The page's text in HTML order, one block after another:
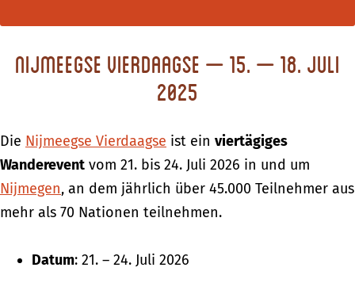
Nijmeegse Vierdaagse – 15. – 18. Juli
2025
Die Nijmeegse Vierdaagse ist ein viertägiges
Wanderevent vom 21. bis 24. Juli 2026 in und um
Nijmegen, an dem jährlich über 45.000 Teilnehmer aus
mehr als 70 Nationen teilnehmen.
Datum: 21. – 24. Juli 2026